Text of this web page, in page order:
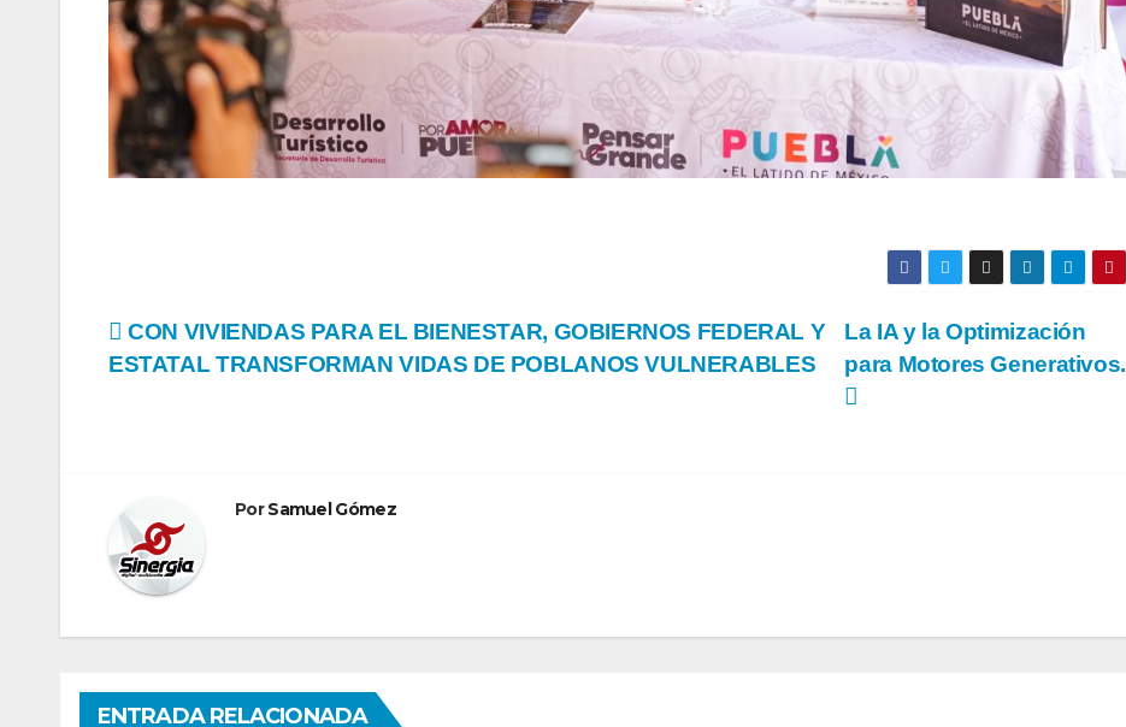
Navegación
La IA y la Optimización
para Motores Generativos.
CON VIVIENDAS PARA EL BIENESTAR, GOBIERNOS FEDERAL Y
ESTATAL TRANSFORMAN VIDAS DE POBLANOS VULNERABLES
PorSamuel Gómez
ENTRADA RELACIONADA